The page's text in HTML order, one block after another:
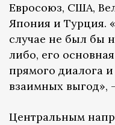
Евросоюз, США,
Япония и Турция.
случае не был бы
либо, его
прямого диалога
взаимных выгод»,
Центральным